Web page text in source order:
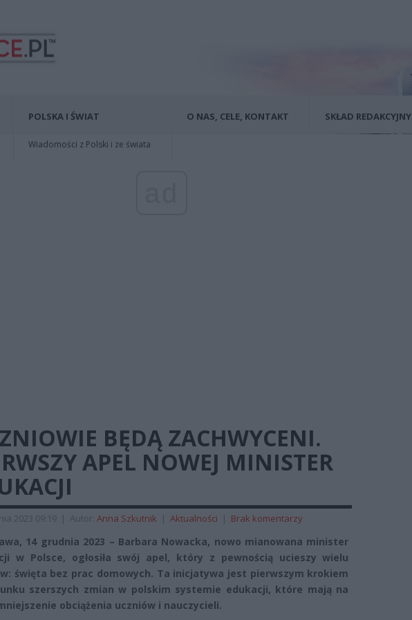
POLSKA I ŚWIAT
Wiadomości z Polski i ze świata
O NAS, CELE, KONTAKT SKŁAD REDAKCYJNY
BĘDĄ ZACHWYCENI.
APEL NOWEJ MINISTER
2023 09:19 | Autor: Anna Szkutnik | Aktualności | Brak komentarzy
14 grudnia 2023 – Barbara Nowacka, nowo mianowana minister
w Polsce, ogłosiła swój apel, który z pewnością ucieszy wielu
święta bez prac domowych. Ta inicjatywa jest pierwszym krokiem
szerszych zmian w polskim systemie edukacji, które mają na
obciążenia uczniów i nauczycieli.